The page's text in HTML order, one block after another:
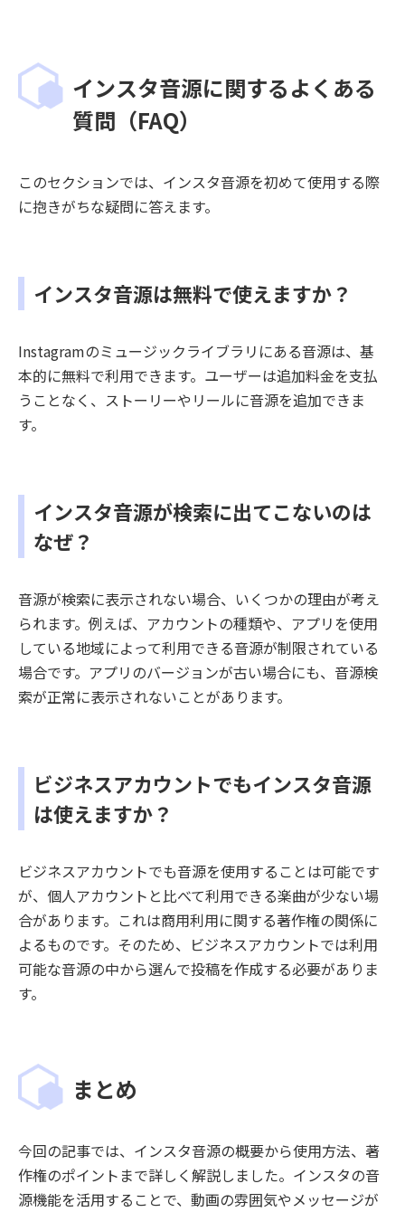
インスタ音源に関するよくある
質問（FAQ）
このセクションでは、インスタ音源を初めて使用する際
に抱きがちな疑問に答えます。
インスタ音源は無料で使えますか？
Instagramのミュージックライブラリにある音源は、基
本的に無料で利用できます。ユーザーは追加料金を支払
うことなく、ストーリーやリールに音源を追加できま
す。
インスタ音源が検索に出てこないのは
なぜ？
音源が検索に表示されない場合、いくつかの理由が考え
られます。例えば、アカウントの種類や、アプリを使用
している地域によって利用できる音源が制限されている
場合です。アプリのバージョンが古い場合にも、音源検
索が正常に表示されないことがあります。
ビジネスアカウントでもインスタ音源
は使えますか？
ビジネスアカウントでも音源を使用することは可能です
が、個人アカウントと比べて利用できる楽曲が少ない場
合があります。これは商用利用に関する著作権の関係に
よるものです。そのため、ビジネスアカウントでは利用
可能な音源の中から選んで投稿を作成する必要がありま
す。
まとめ
今回の記事では、インスタ音源の概要から使用方法、著
作権のポイントまで詳しく解説しました。インスタの音
源機能を活用することで、動画の雰囲気やメッセージが